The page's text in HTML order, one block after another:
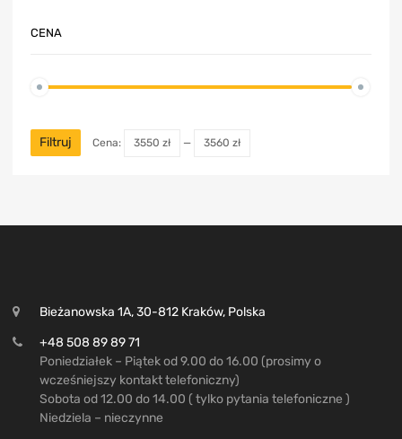
CENA
Filtruj Cena: 3550 zł — 3560 zł
Bieżanowska 1A, 30-812 Kraków, Polska
+48 508 89 89 71
Poniedziałek – Piątek od 9.00 do 16.00 (prosimy o
wcześniejszy kontakt telefoniczny)
Sobota od 12.00 do 14.00 ( tylko pytania telefoniczne )
Niedziela – nieczynne